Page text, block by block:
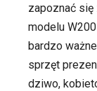
zapoznać
modelu
bardzo
sprzęt
dziwo,